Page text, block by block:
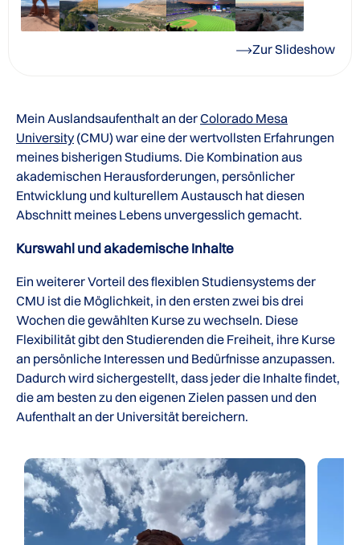
Zur Slideshow
Mein Auslandsaufenthalt an derColorado Mesa
University(CMU) war eine der wertvollsten Erfahrungen
meines bisherigen Studiums. Die Kombination aus
akademischen Herausforderungen, persönlicher
Entwicklung und kulturellem Austausch hat diesen
Abschnitt meines Lebens unvergesslich gemacht.
Kurswahl und akademische Inhalte
Ein weiterer Vorteil des flexiblen Studiensystems der
CMU ist die Möglichkeit, in den ersten zwei bis drei
Wochen die gewählten Kurse zu wechseln. Diese
Flexibilität gibt den Studierenden die Freiheit, ihre Kurse
an persönliche Interessen und Bedürfnisse anzupassen.
Dadurch wird sichergestellt, dass jeder die Inhalte findet,
die am besten zu den eigenen Zielen passen und den
Aufenthalt an der Universität bereichern.